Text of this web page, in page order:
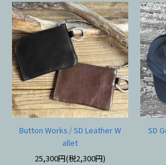
Button Works / SD Leather W
allet
25,300円(税2,300円)
SD